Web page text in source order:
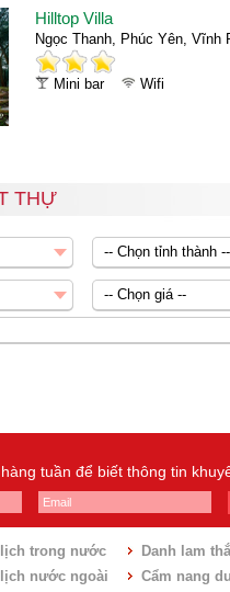
Hilltop Villa
Ngọc Thanh, Phúc Yên, Vĩnh
Mini bar Wifi
THỰ
-- Chọn tỉnh thành --
-- Chọn giá --
Trên 5 triệu
tuần để biết thông tin
lịch trong nước
lịch nước ngoài
Danh lam
Cẩm nang